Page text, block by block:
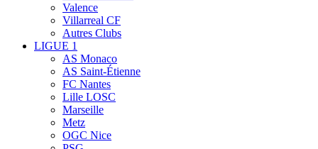
Valence
Villarreal CF
Autres Clubs
LIGUE 1
AS Monaco
AS Saint-Étienne
FC Nantes
Lille LOSC
Marseille
Metz
OGC Nice